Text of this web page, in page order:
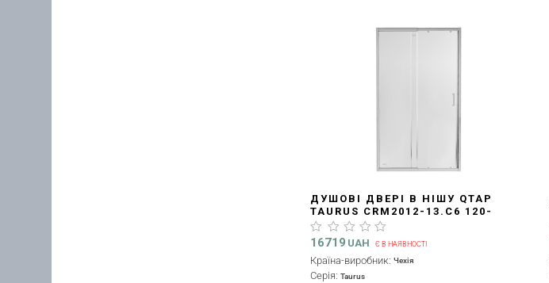
ДУШОВІ ДВЕРІ В НІШУ QTAP
TAURUS CRM2012-13.C6 120-
130X200 СМ, СКЛО CLEAR 6 ММ,
ПОКРИТТЯ CALCLESS
16719 UAH Є В НАЯВНОСТІ
Країна-виробник:Чехія
Серія:Taurus